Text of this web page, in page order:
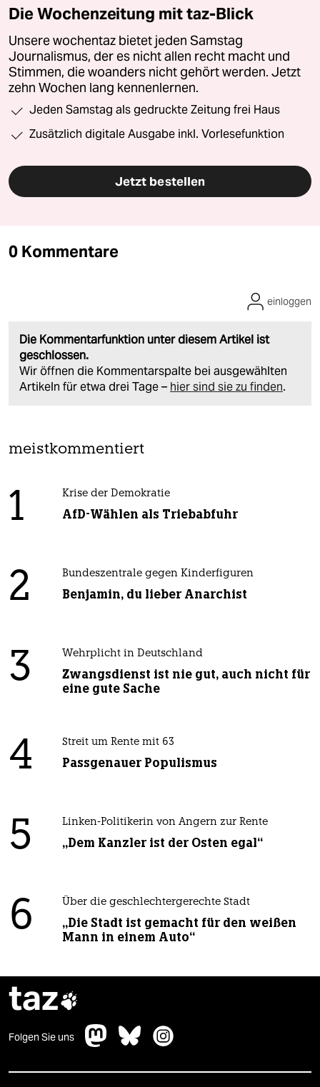
Die Wochenzeitung mit taz-Blick
Unsere wochentaz bietet jeden Samstag
Journalismus, der es nicht allen recht macht und
Stimmen, die woanders nicht gehört werden. Jetzt
zehn Wochen lang kennenlernen.
Jeden Samstag als gedruckte Zeitung frei Haus
Zusätzlich digitale Ausgabe inkl. Vorlesefunktion
Jetzt bestellen
0 Kommentare
Die Kommentarfunktion unter diesem Artikel ist
geschlossen.
Wir öffnen die Kommentarspalte bei ausgewählten
Artikeln für etwa drei Tage – hier sind sie zu finden.
einloggen
meistkommentiert
1 Krise der Demokratie
AfD-Wählen als Triebabfuhr
2 Bundeszentrale gegen Kinderfiguren
Benjamin, du lieber Anarchist
3 Wehrplicht in Deutschland
Zwangsdienst ist nie gut, auch nicht für
eine gute Sache
4 Streit um Rente mit 63
Passgenauer Populismus
5 Linken-Politikerin von Angern zur Rente
„Dem Kanzler ist der Osten egal“
6 Über die geschlechtergerechte Stadt
„Die Stadt ist gemacht für den weißen
Mann in einem Auto“
taz
Folgen Sie uns